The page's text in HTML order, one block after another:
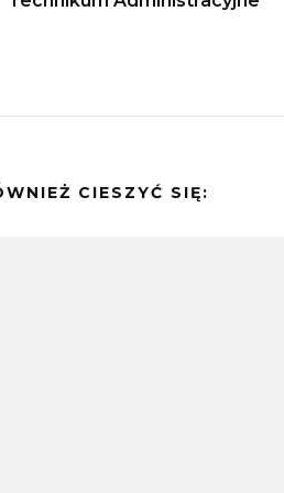
CIESZYĆ SIĘ: